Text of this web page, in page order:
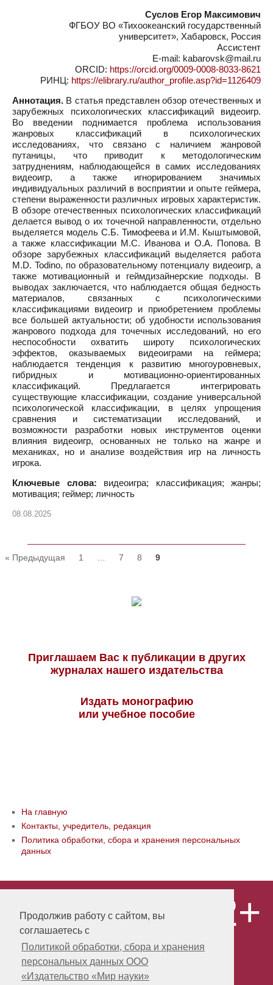
Продолжив работу с сайтом, вы
соглашаетесь с
Политикой обработки, сбора и хранения
персональных данных ООО
«Издательство «Мир науки»
Суслов Егор Максимович
ФГБОУ ВО «Тихоокеанский государственный
университет», Хабаровск, Россия
Ассистент
E-mail: kabarovsk@mail.ru
ORCID: https://orcid.org/0009-0008-8033-8621
РИНЦ: https://elibrary.ru/author_profile.asp?id=1126409
Аннотация. В статья представлен обзор отечественных и
зарубежных психологических классификаций видеоигр.
Во введении поднимается проблема использования
жанровых классификаций в психологических
исследованиях, что связано с наличием жанровой
путаницы, что приводит к методологическим
затруднениям, наблюдающейся в самих исследованиях
видеоигр, а также игнорированием значимых
индивидуальных различий в восприятии и опыте геймера,
степени выраженности различных игровых характеристик.
В обзоре отечественных психологических классификаций
делается вывод о их точечной направленности, отдельно
выделяется модель С.Б. Тимофеева и И.М. Кыштымовой,
а также классификации М.С. Иванова и О.А. Попова. В
обзоре зарубежных классификаций выделяется работа
M.D. Todino, по образовательному потенциалу видеоигр, а
также мотивационный и геймдизайнерские подходы. В
выводах заключается, что наблюдается общая бедность
материалов, связанных с психологическими
классификациями видеоигр и приобретением проблемы
все большей актуальности; об удобности использования
жанрового подхода для точечных исследований, но его
неспособности охватить широту психологических
эффектов, оказываемых видеоиграми на геймера;
наблюдается тенденция к развитию многоуровневых,
гибридных и мотивационно-ориентированных
классификаций. Предлагается интегрировать
существующие классификации, создание универсальной
психологической классификации, в целях упрощения
сравнения и систематизации исследований, и
возможности разработки новых инструментов оценки
влияния видеоигр, основанных не только на жанре и
механиках, но и анализе воздействия игр на личность
игрока.
Ключевые слова: видеоигра; классификация; жанры;
мотивация; геймер; личность
08.08.2025
« Предыдущая 1 7 8 9
Приглашаем Вас к публикации в других
журналах нашего издательства
Издать монографию
или учебное пособие
На главную
Контакты, учредитель, редакция
Политика обработки, сбора и хранения персональных
данных
«Publishing company «World of science»,
LLC Материалы, размещенные на сайте,
охраняются Законом о защите авторских
прав. Публикация любых материалов
этого сайта запрещена без
предварительного согласования с
издательством. Авторские права на
12+